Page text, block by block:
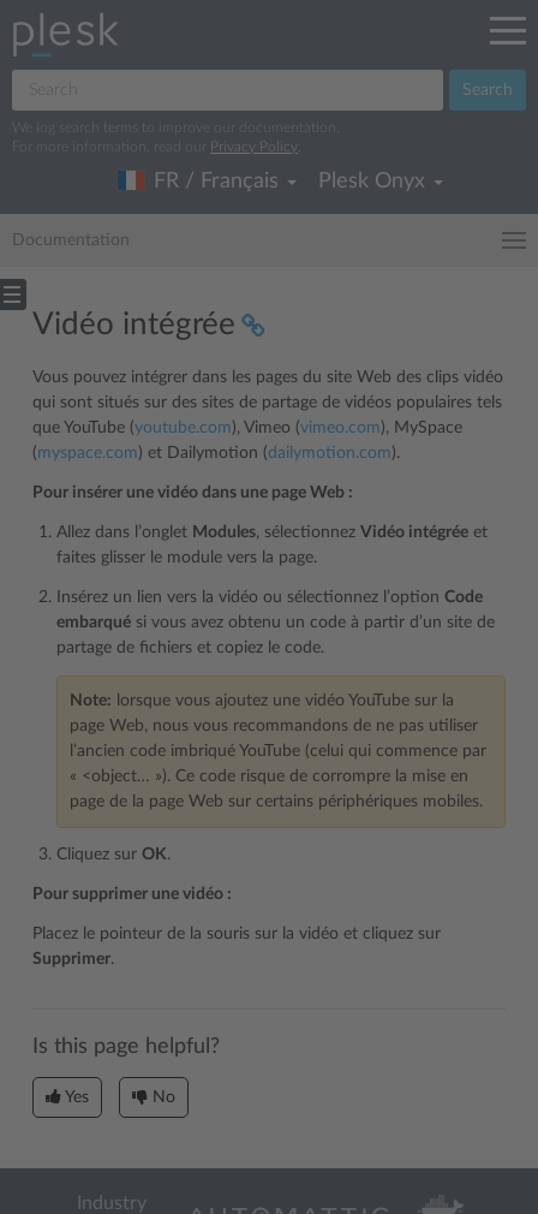
Search
We log search terms to improve our documentation.
For more information, read our
Privacy Policy
FR / Français Plesk Onyx
Documentation
Vidéo intégrée
Vous pouvez intégrer dans les pages du site Web des clips vidéo
qui sont situés sur des sites de partage de vidéos populaires tels
que YouTube (youtube.com), Vimeo (vimeo.com), MySpace
(myspace.com) et Dailymotion (dailymotion.com).
Pour insérer une vidéo dans une page Web :
Allez dans l’onglet Modules, sélectionnez Vidéo intégrée et
faites glisser le module vers la page.
Insérez un lien vers la vidéo ou sélectionnez l’option Code
embarqué si vous avez obtenu un code à partir d’un site de
partage de fichiers et copiez le code.
Note: lorsque vous ajoutez une vidéo YouTube sur la
page Web, nous vous recommandons de ne pas utiliser
l’ancien code imbriqué YouTube (celui qui commence par
« <object… »). Ce code risque de corrompre la mise en
page de la page Web sur certains périphériques mobiles.
Cliquez sur OK.
Pour supprimer une vidéo :
Placez le pointeur de la souris sur la vidéo et cliquez sur
Supprimer.
Is this page helpful?
Yes No
Industry